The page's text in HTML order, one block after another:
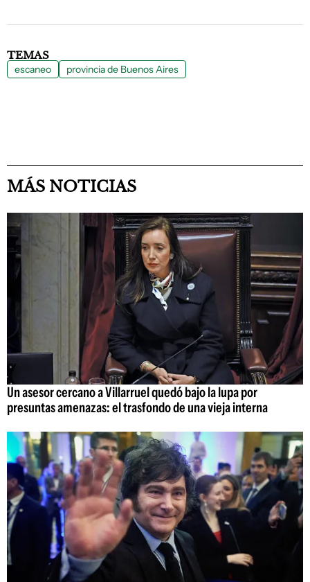
TEMAS
escaneo provincia de Buenos Aires
MÁS NOTICIAS
Un asesor cercano a Villarruel quedó bajo la lupa por
presuntas amenazas: el trasfondo de una vieja interna